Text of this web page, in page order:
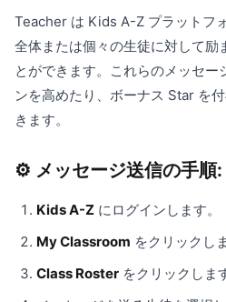
Teacher は Kids A-Z プラットフ
全体または個々の生徒に対して励
とができます。これらのメッセー
ンを高めたり、ボーナス Star を
きます。
⚙️ メッセージ送信の手順:
Kids A-Z にログインします。
My Classroom をクリックし
Class Roster をクリックしま